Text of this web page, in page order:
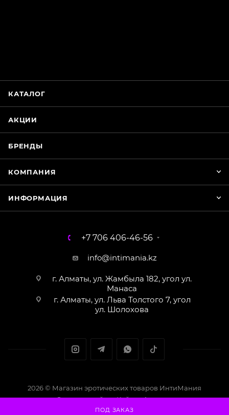
ПОД ЗАКАЗ
КАТАЛОГ
АКЦИИ
БРЕНДЫ
КОМПАНИЯ
ИНФОРМАЦИЯ
+7 706 406-46-56
info@intimania.kz
г. Алматы, ул. Жамбыла 182, угол ул.
Манаса
г. Алматы, ул. Льва Толстого 7, угол
ул. Шолохова
2026 © Магазин эротических товаров ИнтиМания
Создание сайта - Кайрат Алматов
WhatsApp